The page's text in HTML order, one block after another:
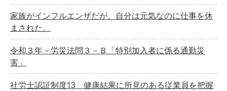
家族がインフルエンザだが、自分は元気なのに仕事を休
まされた。
令和３年－労災法問３－Ｂ「特別加入者に係る通勤災
害」
社労士認証制度13 健康結果に所見のある従業員を把握